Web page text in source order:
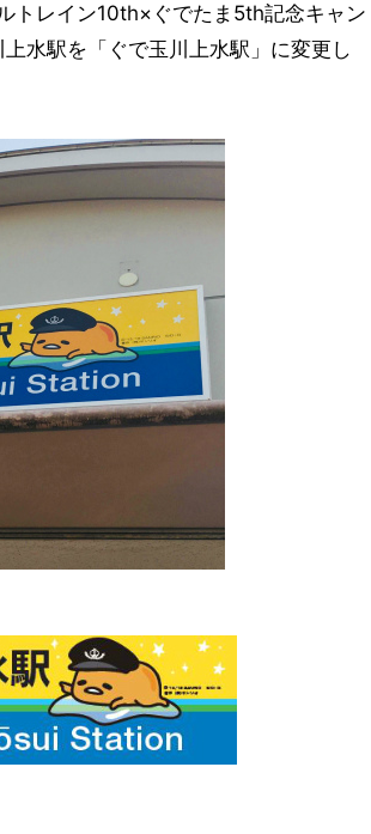
トレイン10th×ぐでたま5th記念キャン
水駅を「ぐで玉川上水駅」に変更し